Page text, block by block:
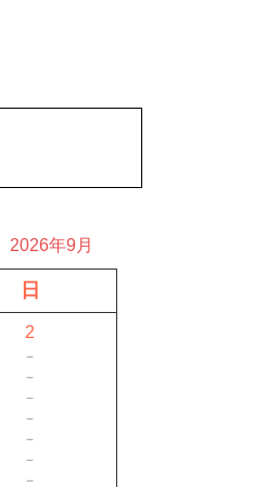
2026年9月
日
2
－
－
－
－
－
－
－